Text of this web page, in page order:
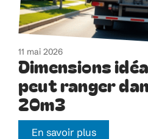
11 mai 2026
Dimensions
peut ranger
20m3
En savoir plus